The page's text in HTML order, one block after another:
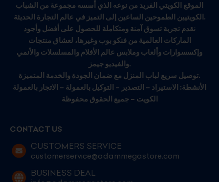
الموقع الكويتي الفريد من نوعه الذي أسسه مجموعة من الشباب
الكويتيين الطموحين الساعين إلى التميز في عالم التجارة الحديثة.
نقدم تجربة تسوق آمنة ومتكاملة للحصول على أفضل وأجود
الماركات العالمية من فنكو بوب وغيرها، لعشاق منتجات
وإكسسوارات وألعاب وملابس عالم الأفلام والمسلسلات والأنمي
والفيديو جيمز.
توصيل سريع لباب المنزل مع ضمان الجودة والخدمة المتميزة.
الأنشطة: الاستيراد – التصدير – التوكيل بالعمولة – الاتجار بالعمولة
الكويت – جميع الحقوق محفوظة
CONTACT US
CUSTOMERS SERVICE
customerservice@adammegastore.com
BUSINESS DEAL